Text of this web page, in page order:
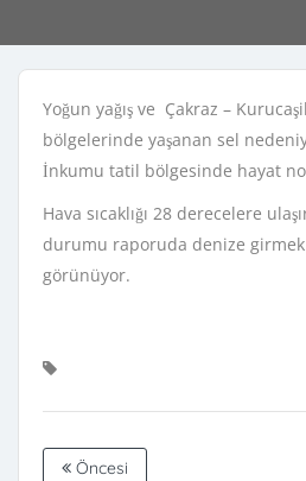
Yoğun yağış ve Çakraz –
bölgelerinde yaşanan sel
İnkumu tatil bölgesinde hayat
Hava sıcaklığı 28 derecelere
durumu raporuda denize
görünüyor.
Öncesi